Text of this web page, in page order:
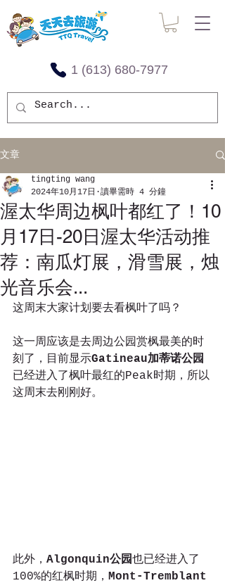
1 (613) 680-7977
文章
渥太华周边枫叶都红了！10
月17日-20日渥太华活动推
荐：南瓜灯展，滑雪展，烛
光音乐会...
tingting wang
2024年10月17日
讀畢需時 4 分鐘
这周末大家计划要去看枫叶了吗？
这一周应该是去周边公园赏枫最美的时
刻了，目前显示Gatineau加蒂诺公园
已经进入了枫叶最红的Peak时期，所以
这周末去刚刚好。
此外， Algonquin公园也已经进入了
100%的红枫时期， Mont-Tremblant